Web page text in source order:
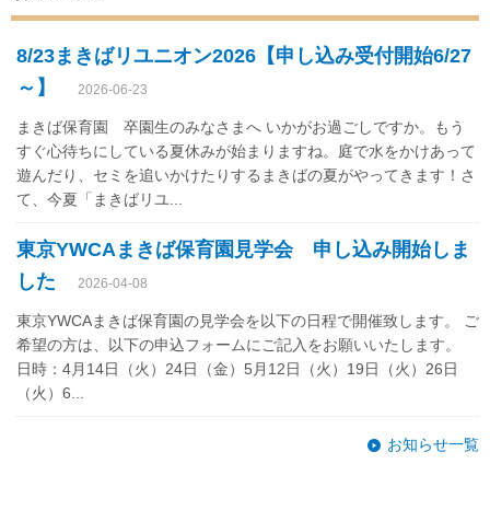
8/23まきばリユニオン2026【申し込み受付開始6/27
～】
2026-06-23
まきば保育園 卒園生のみなさまへ いかがお過ごしですか。もう
すぐ心待ちにしている夏休みが始まりますね。庭で水をかけあって
遊んだり、セミを追いかけたりするまきばの夏がやってきます！さ
て、今夏「まきばリユ...
東京YWCAまきば保育園見学会 申し込み開始しま
した
2026-04-08
東京YWCAまきば保育園の見学会を以下の日程で開催致します。 ご
希望の方は、以下の申込フォームにご記入をお願いいたします。
日時：4月14日（火）24日（金）5月12日（火）19日（火）26日
（火）6...
お知らせ一覧